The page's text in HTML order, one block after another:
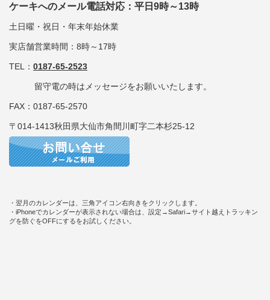
ケーキへのメール電話対応：平日9時～13時
土日曜・祝日・年末年始休業
実店舗営業時間：8時～17時
TEL： 0187-65-2523
留守電の時はメッセージをお願いいたします。
FAX：0187-65-2570
〒014-1413秋田県大仙市角間川町字二本杉25-12
・翌月のカレンダーは、三角アイコン右向きをクリックします。
・iPhoneでカレンダーが表示されない場合は、設定→Safari→サイト越えトラッキン
グを防ぐをOFFにするをお試しください。